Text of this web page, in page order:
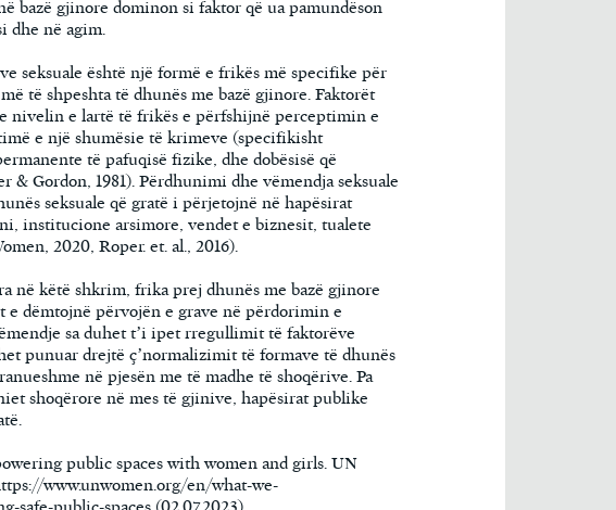
bazë gjinore dominon si faktor që ua pamundëson
dhe në agim.
seksuale është një formë e frikës më specifike për
të shpeshta të dhunës me bazë gjinore. Faktorët
nivelin e lartë të frikës e përfshijnë perceptimin e
e një shumësie të krimeve (specifikisht
të pafuqisë fizike, dhe dobësisë që
& Gordon, 1981). Përdhunimi dhe vëmendja seksuale
seksuale që gratë i përjetojnë në hapësirat
institucione arsimore, vendet e biznesit, tualete
2020, Roper. et. al., 2016).
në këtë shkrim, frika prej dhunës me bazë gjinore
dëmtojnë përvojën e grave në përdorimin e
sa duhet t’i ipet rregullimit të faktorëve
punuar drejtë ç’normalizimit të formave të dhunës
në pjesën me të madhe të shoqërive. Pa
shoqërore në mes të gjinive, hapësirat publike
public spaces with women and girls. UN
www.unwomen.org/en/what-we-